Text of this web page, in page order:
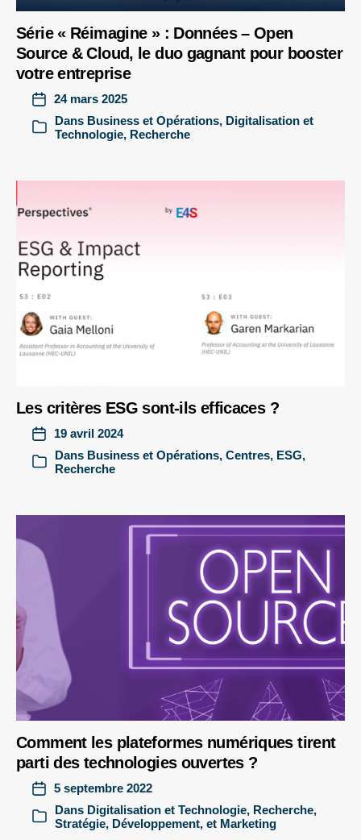
Série « Réimagine » : Données – Open
Source & Cloud, le duo gagnant pour booster
votre entreprise
24 mars 2025
Dans Business et Opérations, Digitalisation et
Technologie, Recherche
Les critères ESG sont-ils efficaces ?
19 avril 2024
Dans Business et Opérations, Centres, ESG,
Recherche
Comment les plateformes numériques tirent
parti des technologies ouvertes ?
5 septembre 2022
Dans Digitalisation et Technologie, Recherche,
Stratégie, Développement, et Marketing